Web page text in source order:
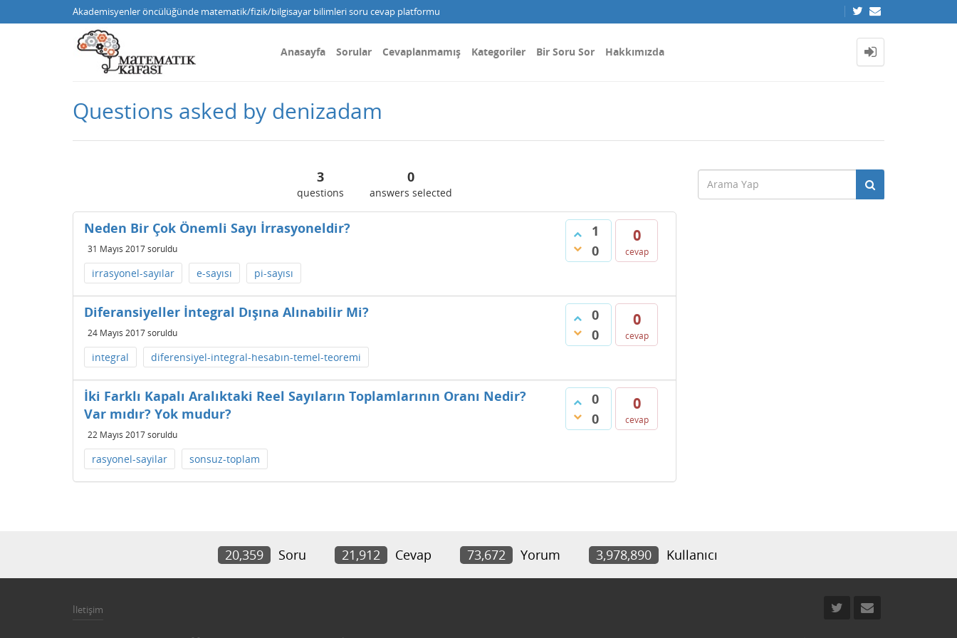
Akademisyenler öncülüğünde matematik/fizik/bilgisayar bilimleri soru cevap platformu
Anasayfa Sorular Cevaplanmamış Kategoriler Bir Soru Sor Hakkımızda
Questions asked by denizadam
3
questions
0
answers selected
1
0
0
cevap
Neden Bir Çok Önemli Sayı İrrasyoneldir?
31 Mayıs 2017soruldu
irrasyonel-sayılar e-sayısı pi-sayısı
0
0
0
cevap
Diferansiyeller İntegral Dışına Alınabilir Mi?
24 Mayıs 2017soruldu
integral diferensiyel-integral-hesabın-temel-teoremi
0
0
0
cevap
İki Farklı Kapalı Aralıktaki Reel Sayıların Toplamlarının Oranı Nedir?
Var mıdır? Yok mudur?
22 Mayıs 2017soruldu
rasyonel-sayilar sonsuz-toplam
20,359 Soru 21,912 Cevap 73,672 Yorum 3,978,890 Kullanıcı
İletişim